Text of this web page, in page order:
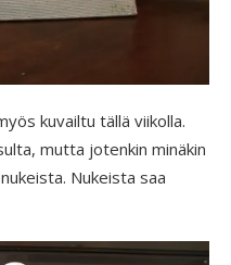
kuvailtu tällä viikolla.
mutta jotenkin minäkin
Nukeista saa